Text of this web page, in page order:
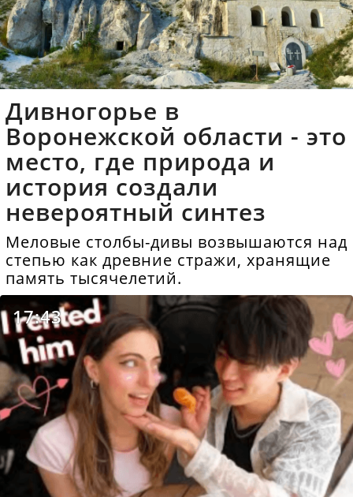
Дивногорье в
Воронежской области - это
место, где природа и
история создали
невероятный синтез
Меловые столбы-дивы возвышаются над
степью как древние стражи, хранящие
память тысячелетий.
17:43